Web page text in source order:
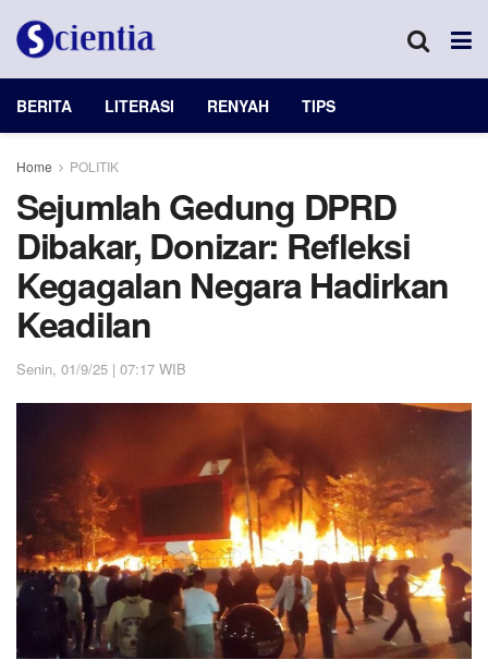
BERITA LITERASI RENYAH TIPS
Home POLITIK
Sejumlah Gedung DPRD
Dibakar, Donizar: Refleksi
Kegagalan Negara Hadirkan
Keadilan
Senin, 01/9/25 | 07:17 WIB